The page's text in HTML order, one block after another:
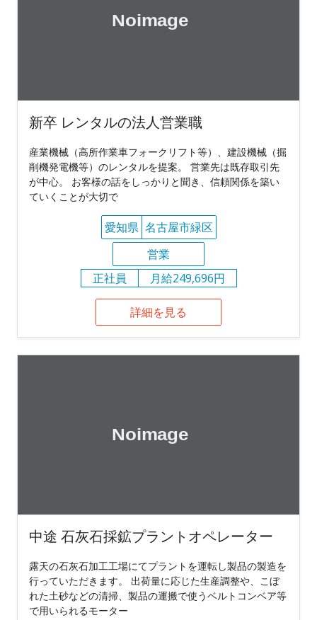
新卒 レンタルの法人営業職
産業機械（高所作業車フォークリフト等）、建設機械（掘
削機発電機等）のレンタルを提案。 営業先は既存取引先
が中心。 お客様の話をしっかりと聞き、信頼関係を築い
ていくことが大切で
愛知県 名古屋市緑区
営業
正社員
月給249,696円
詳細を見る
中途 石灰石採鉱プラントオペレーター
露天の石灰石加工工場にてプラントを運転し製品の製造を
行っていただきます。 出荷量に応じた生産調整や、こぼ
れた土砂などの清掃、製品の運搬で使うベルトコンベア等
で用いられるモーター